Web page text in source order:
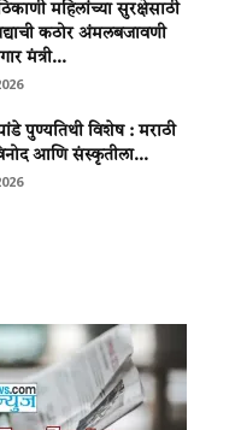
महिलांच्या सुरक्षेसाठी
कठोर अंमलबजावणी
मंत्री...
पुण्यतिथी विशेष : मराठी
आणि संस्कृतीला...